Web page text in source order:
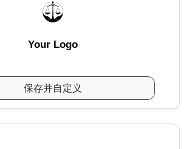
Your Logo
保存并自定义